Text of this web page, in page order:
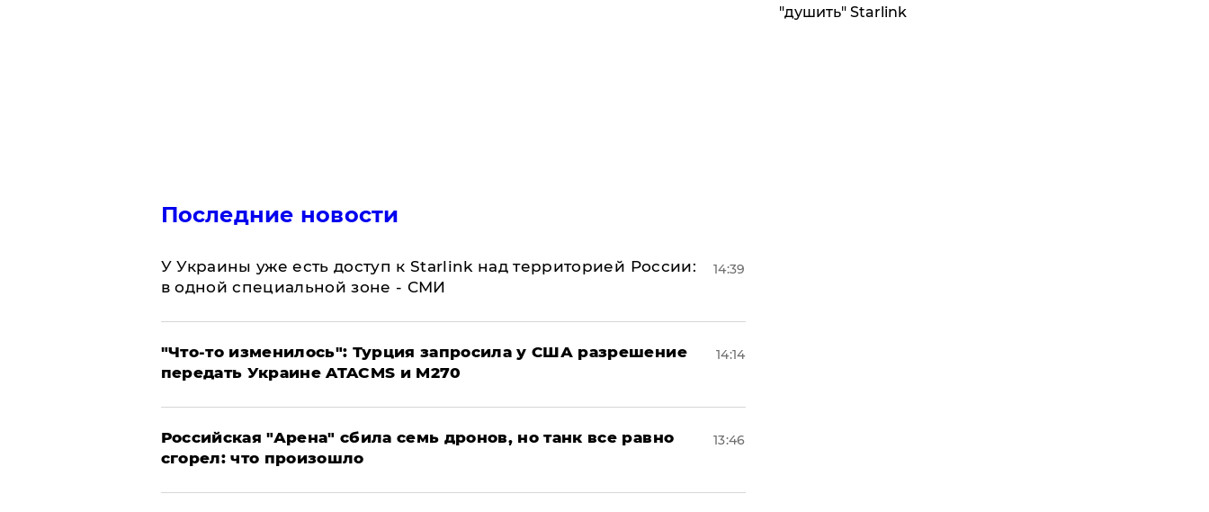
Последние новости
У Украины уже есть доступ к Starlink над территорией России:
в одной специальной зоне - СМИ
14:39
​"Что-то изменилось": Турция запросила у США разрешение
передать Украине ATACMS и M270
14:14
​Российская "Арена" сбила семь дронов, но танк все равно
сгорел: что произошло
13:46
"душить" Starlink